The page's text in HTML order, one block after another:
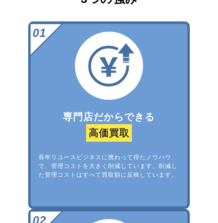
専門店だからできる
高価買取
長年リユースビジネスに携わって得たノウハウ
で、管理コストを大きく削減しています。削減し
た管理コストはすべて買取額に反映しています。